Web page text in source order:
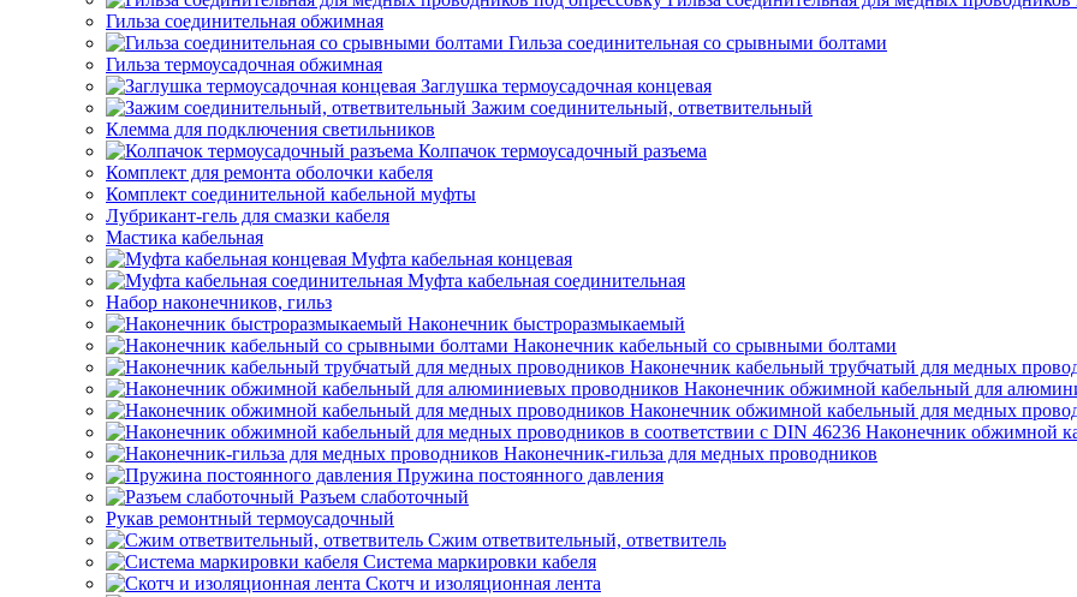
Гильза соединительная обжимная
Гильза соединительная со срывными болтами
Гильза термоусадочная обжимная
Заглушка термоусадочная концевая
Зажим соединительный, ответвительный
Клемма для подключения светильников
Колпачок термоусадочный разъема
Комплект для ремонта оболочки кабеля
Комплект соединительной кабельной муфты
Лубрикант-гель для смазки кабеля
Мастика кабельная
Муфта кабельная концевая
Муфта кабельная соединительная
Набор наконечников, гильз
Наконечник быстроразмыкаемый
Наконечник кабельный со срывными болтами
Наконечник кабельный трубчатый для медных
Наконечник обжимной кабельный для
Наконечник обжимной кабельный для медных
Наконечник обжимной
Наконечник-гильза для медных проводников
Пружина постоянного давления
Разъем слаботочный
Рукав ремонтный термоусадочный
Сжим ответвительный, ответвитель
Система маркировки кабеля
Скотч и изоляционная лента